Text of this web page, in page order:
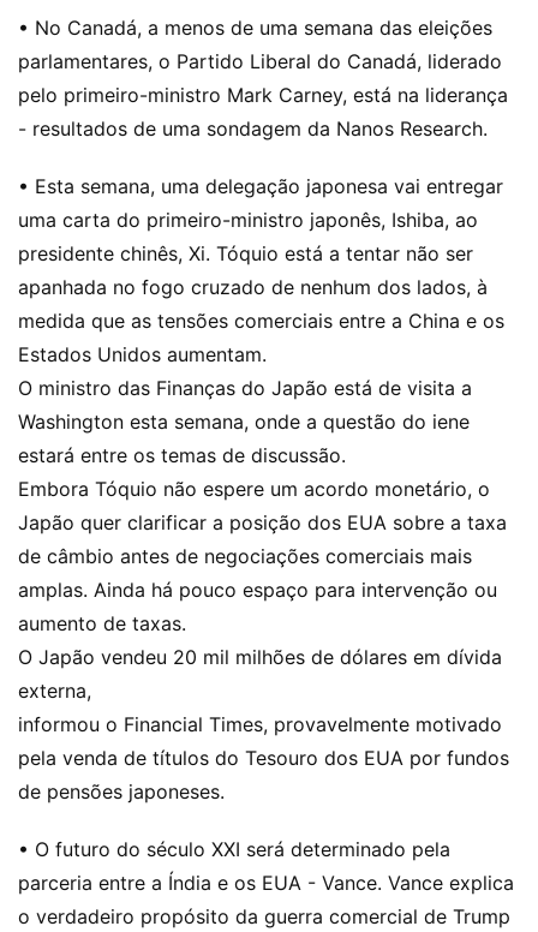
• No Canadá, a menos de uma semana das eleições
parlamentares, o Partido Liberal do Canadá, liderado
pelo primeiro-ministro Mark Carney, está na liderança
- resultados de uma sondagem da Nanos Research.
• Esta semana, uma delegação japonesa vai entregar
uma carta do primeiro-ministro japonês, Ishiba, ao
presidente chinês, Xi. Tóquio está a tentar não ser
apanhada no fogo cruzado de nenhum dos lados, à
medida que as tensões comerciais entre a China e os
Estados Unidos aumentam.
O ministro das Finanças do Japão está de visita a
Washington esta semana, onde a questão do iene
estará entre os temas de discussão.
Embora Tóquio não espere um acordo monetário, o
Japão quer clarificar a posição dos EUA sobre a taxa
de câmbio antes de negociações comerciais mais
amplas. Ainda há pouco espaço para intervenção ou
aumento de taxas.
O Japão vendeu 20 mil milhões de dólares em dívida
externa,
informou o Financial Times, provavelmente motivado
pela venda de títulos do Tesouro dos EUA por fundos
de pensões japoneses.
• O futuro do século XXI será determinado pela
parceria entre a Índia e os EUA - Vance. Vance explica
o verdadeiro propósito da guerra comercial de Trump